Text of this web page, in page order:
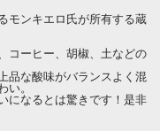
モンキエロ氏が所有する蔵
コーヒー、胡椒、土などの
品な酸味がバランスよく混
い。
になるとは驚きです！是非